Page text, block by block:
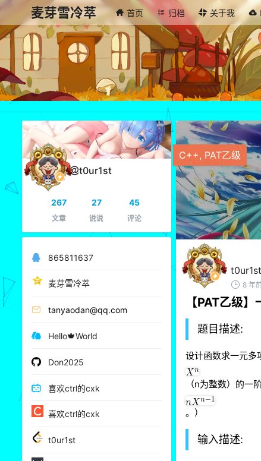
麦芽雪冷萃 首页 归档 关于我
t0ur1st
267
文章
27
说说
45
评论
865811637
麦芽雪冷萃
tanyaodan@qq.com
Hello🍁World
Don2025
喜欢ctrl的cxk
喜欢ctrl的cxk
t0ur1st
t0ur1st
8 年
【PAT乙级
题目描述:
设计函数求一元多
（n为整数）的一
。）
输入描述:
C++, PAT乙级